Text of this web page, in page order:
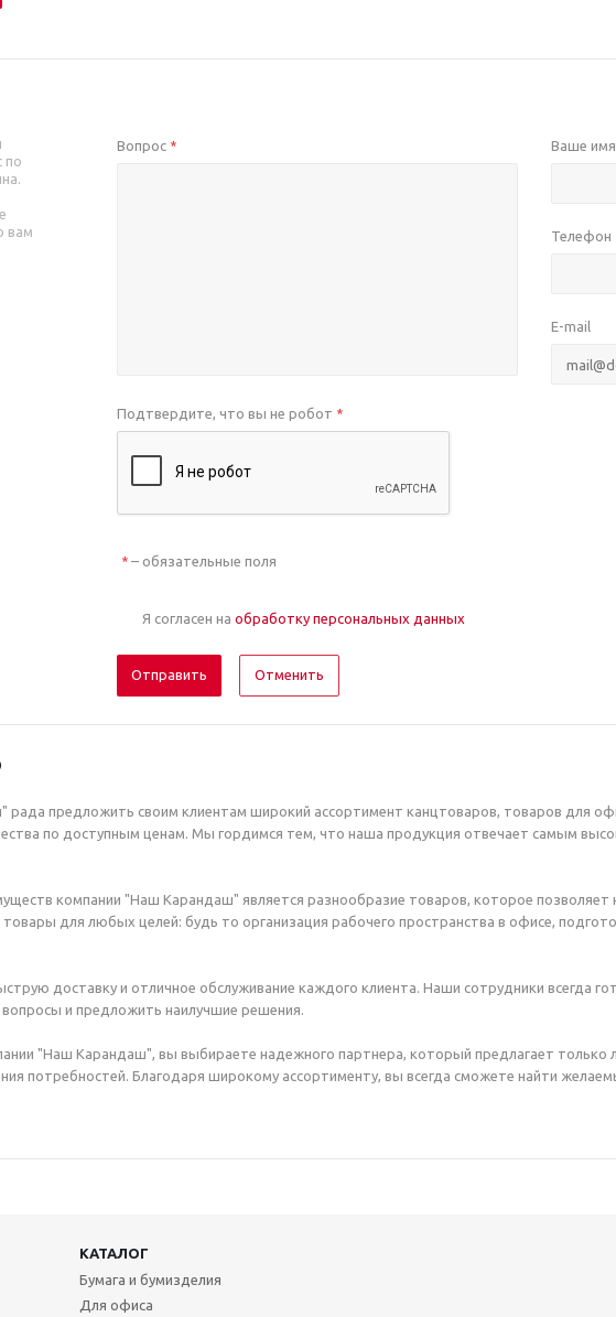
по
вам
Вопрос * Ваше имя
Телефон
E-mail
Подтвердите, что вы не робот *
*– обязательные поля
Я согласен на обработку персональных данных
Отменить
предложить своим клиентам широкий ассортимент канцтоваров, товаров для
по доступным ценам. Мы гордимся тем, что наша продукция отвечает самым
компании "Наш Карандаш" является разнообразие товаров, которое позволяет
для любых целей: будь то организация рабочего пространства в офисе,
доставку и отличное обслуживание каждого клиента. Наши сотрудники всегда
вопросы и предложить наилучшие решения.
"Наш Карандаш", вы выбираете надежного партнера, который предлагает только
потребностей. Благодаря широкому ассортименту, вы всегда сможете найти
КАТАЛОГ
Бумага и бумизделия
Для офиса